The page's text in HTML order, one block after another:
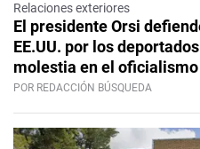
Relaciones exteriores
El presidente Orsi
EE.UU. por los
molestia en el oficialismo
POR REDACCIÓN BÚSQUEDA